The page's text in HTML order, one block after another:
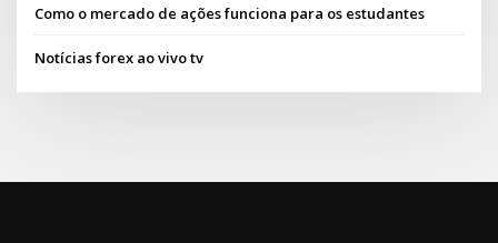
Como o mercado de ações funciona para os estudantes
Notícias forex ao vivo tv